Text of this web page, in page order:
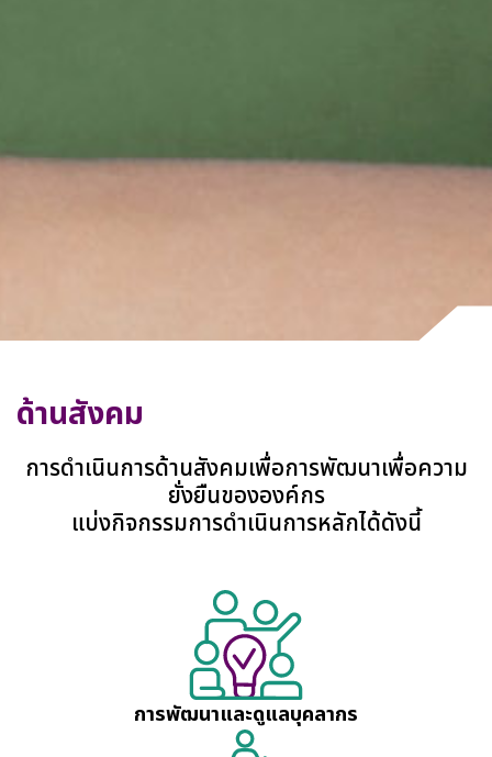
ด้านสังคม
การดำเนินการด้านสังคมเพื่อการพัฒนาเพื่อความ
ยั่งยืนขององค์กร
แบ่งกิจกรรมการดำเนินการหลักได้ดังนี้
การพัฒนาและดูแลบุคลากร